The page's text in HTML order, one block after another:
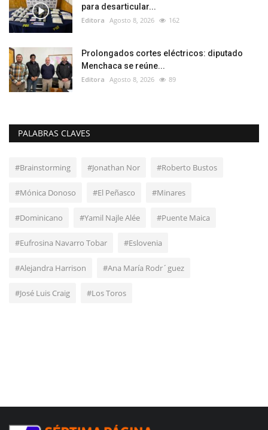
para desarticular...
Editora Agosto 8, 2026 162
Prolongados cortes eléctricos: diputado
Menchaca se reúne...
Editora Agosto 8, 2026 89
PALABRAS CLAVES
#Brainstorming #Jonathan Nor #Roberto Bustos
#Mónica Donoso #El Peñasco #Minares
#Dominicano #Yamil Najle Alée #Puente Maica
#Eufrosina Navarro Tobar #Eslovenia
#Alejandra Harrison #Ana María Rodr´guez
#José Luis Craig #Los Toros